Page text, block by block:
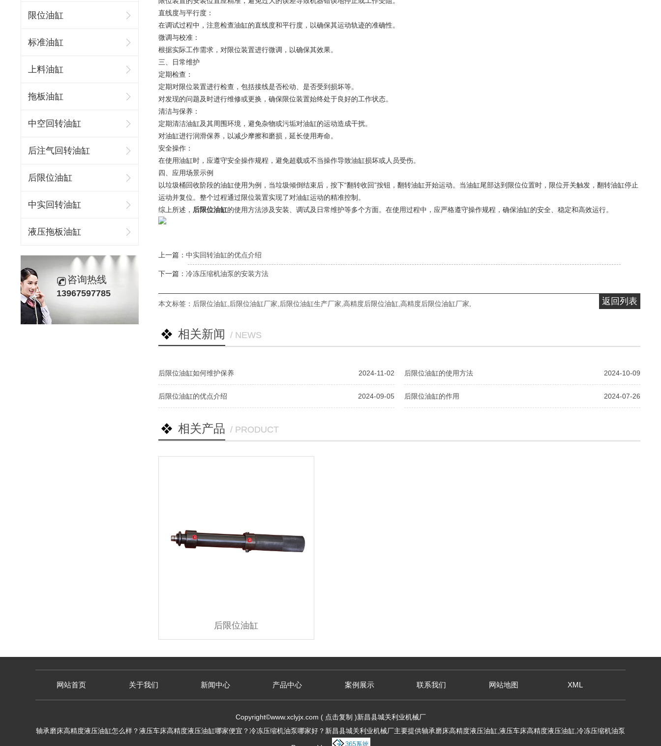
限位油缸
标准油缸
上料油缸
拖板油缸
中空回转油缸
后注气回转油缸
后限位油缸
中实回转油缸
液压拖板油缸
咨询热线
13967597785
直线度与平行度：
在调试过程中，注意检查油缸的直线度和平行度，以确保其运动轨迹的准确性。
微调与校准：
根据实际工作需求，对限位装置进行微调，以确保其效果。
三、日常维护
定期检查：
定期对限位装置进行检查，包括接线是否松动、是否受到损坏等。
对发现的问题及时进行维修或更换，确保限位装置始终处于良好的工作状态。
清洁与保养：
定期清洁油缸及其周围环境，避免杂物或污垢对油缸的运动造成干扰。
对油缸进行润滑保养，以减少摩擦和磨损，延长使用寿命。
安全操作：
在使用油缸时，应遵守安全操作规程，避免超载或不当操作导致油缸损坏或人员受伤。
四、应用场景示例
以垃圾桶回收阶段的油缸使用为例，当垃圾倾倒结束后，按下“翻转收回”按钮，翻转油缸开始运动。当油缸尾部达到限位位置时，限位开关触发，翻转油缸停止
运动并复位。整个过程通过限位装置实现了对油缸运动的精准控制。
综上所述， 后限位油缸的使用方法涉及安装、调试及日常维护等多个方面。在使用过程中，应严格遵守操作规程，确保油缸的安全、稳定和高效运行。
上一篇： 中实回转油缸的优点介绍
下一篇： 冷冻压缩机油泵的安装方法
返回列表
本文标签： 后限位油缸 后限位油缸厂家 后限位油缸生产厂家 高精度后限位油缸 高精度后限位油缸厂家
相关新闻 / NEWS
2024-11-02
后限位油缸如何维护保养 2024-10-09
后限位油缸的使用方法
2024-09-05
后限位油缸的优点介绍 2024-07-26
后限位油缸的作用
相关产品 / PRODUCT
后限位油缸
网站首页 关于我们 新闻中心 产品中心 案例展示 联系我们 网站地图 XML
Copyright©www.xclyjx.com ( 点击复制 )新昌县城关利业机械厂
轴承磨床高精度液压油缸怎么样？液压车床高精度液压油缸哪家便宜？冷冻压缩机油泵哪家好？新昌县城关利业机械厂主要提供轴承磨床高精度液压油缸,液压车床高精度液压油缸,冷冻压缩机油泵